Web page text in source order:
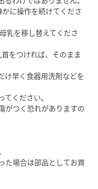
に操作を続けてくださ
乳を移し替えてくださ
をつければ、そのまま
け早く食器用洗剤などを
ください。
がつく恐れがありますの
た場合は部品としてお買